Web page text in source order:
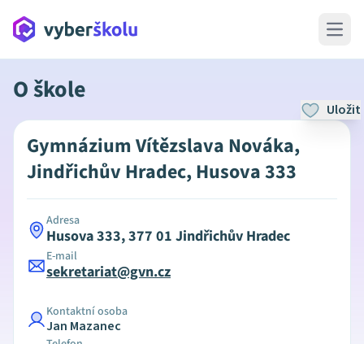
Open
O škole
Uložit
Gymnázium Vítězslava Nováka,
Jindřichův Hradec, Husova 333
Adresa
Husova 333, 377 01 Jindřichův Hradec
E-mail
sekretariat@gvn.cz
Kontaktní osoba
Jan Mazanec